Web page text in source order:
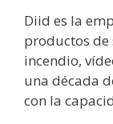
Diid es la
productos de
incendio,
una década
con la